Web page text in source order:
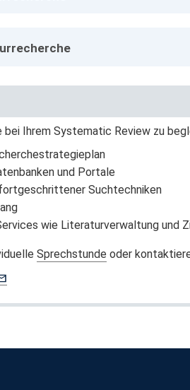
bei Ihrem Systematic Review zu
und Portale
Suchtechniken
wie Literaturverwaltung und
Sprechstunde oder